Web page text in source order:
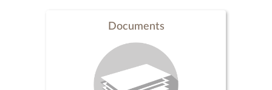
Documents